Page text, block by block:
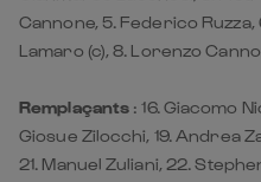
Giosue Zilocchi, 19. Andrea
21. Manuel Zuliani, 22.